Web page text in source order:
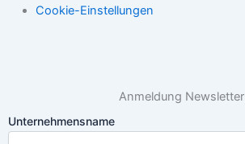
Cookie-Einstellungen
Anmeldung Newsletter
Unternehmensname